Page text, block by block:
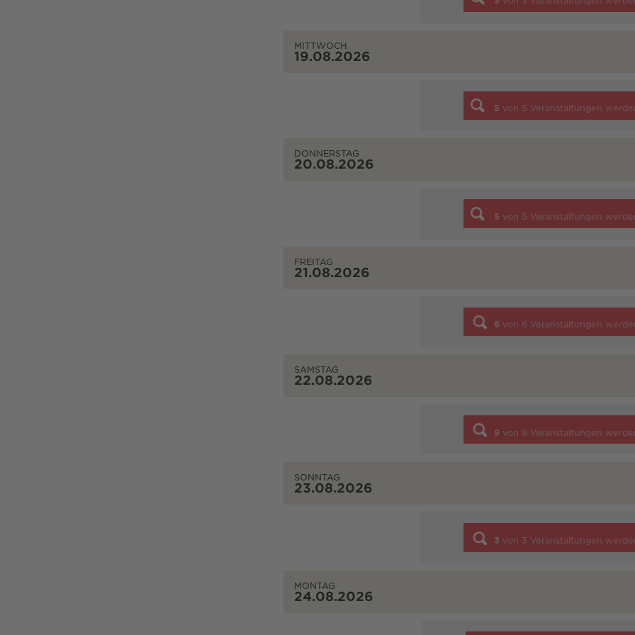
MITTWOCH
19.08.2026
5 von 5 Veranstaltungen
DONNERSTAG
20.08.2026
5 von 5 Veranstaltungen
FREITAG
21.08.2026
6 von 6 Veranstaltungen
SAMSTAG
22.08.2026
9 von 9 Veranstaltungen
SONNTAG
23.08.2026
3 von 3 Veranstaltungen
MONTAG
24.08.2026